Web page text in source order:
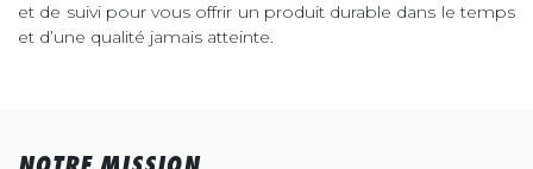
et de suivi pour vous offrir un produit durable dans le temps
et d’une qualité jamais atteinte.